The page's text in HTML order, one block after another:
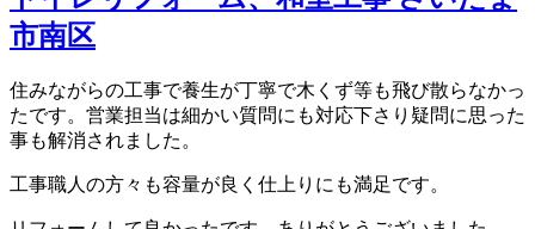
市南区
住みながらの工事で養生が丁寧で木くず等も飛び散らなかっ
たです。営業担当は細かい質問にも対応下さり疑問に思った
事も解消されました。
工事職人の方々も容量が良く仕上りにも満足です。